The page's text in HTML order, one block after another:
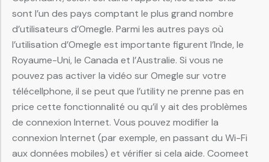
sont l’un des pays comptant le plus grand nombre
d’utilisateurs d’Omegle. Parmi les autres pays où
l’utilisation d’Omegle est importante figurent l’Inde, le
Royaume-Uni, le Canada et l’Australie. Si vous ne
pouvez pas activer la vidéo sur Omegle sur votre
télécellphone, il se peut que l’utility ne prenne pas en
price cette fonctionnalité ou qu’il y ait des problèmes
de connexion Internet. Vous pouvez modifier la
connexion Internet (par exemple, en passant du Wi-Fi
aux données mobiles) et vérifier si cela aide. Coomeet